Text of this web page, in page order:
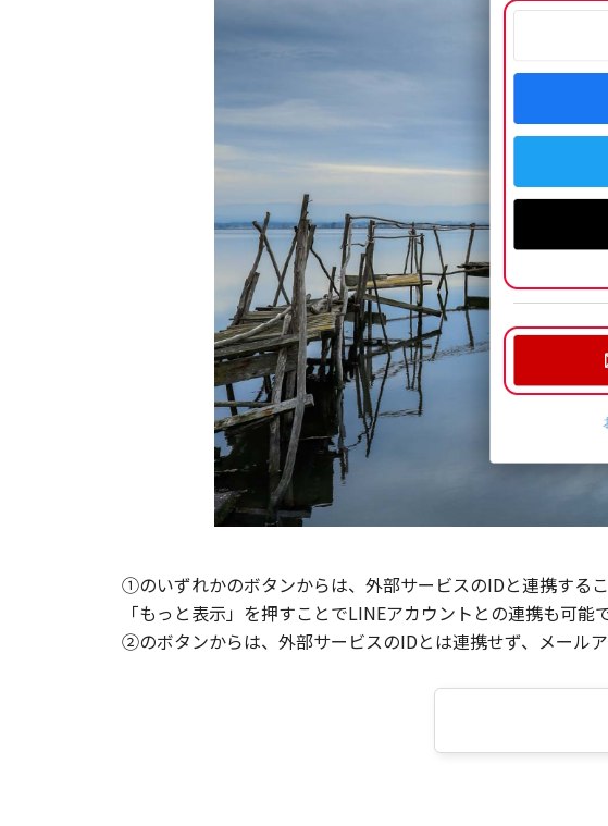
①のいずれかのボタンからは、外部サービスのIDと連携する
「もっと表示」を押すことでLINEアカウントとの連携も可能で
②のボタンからは、外部サービスのIDとは連携せず、メール